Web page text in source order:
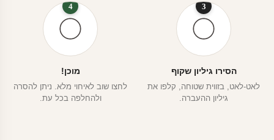
3
הסירו גיליון שקוף
לאט-לאט, בזווית שטוחה, קלפו את
גיליון ההעברה.
4
מוכן!
לחצו שוב לאיחוי מלא. ניתן להסרה
ולהחלפה בכל עת.